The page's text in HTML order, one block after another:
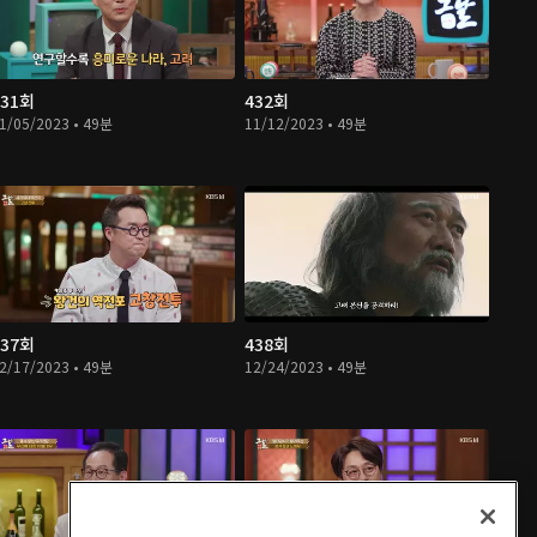
회
05/2023 • 49분
432회
11/12/2023 • 49분
회
17/2023 • 49분
438회
12/24/2023 • 49분